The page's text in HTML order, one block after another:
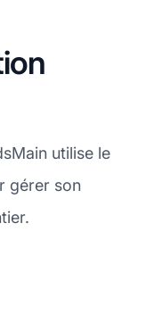
utilise le
gérer son